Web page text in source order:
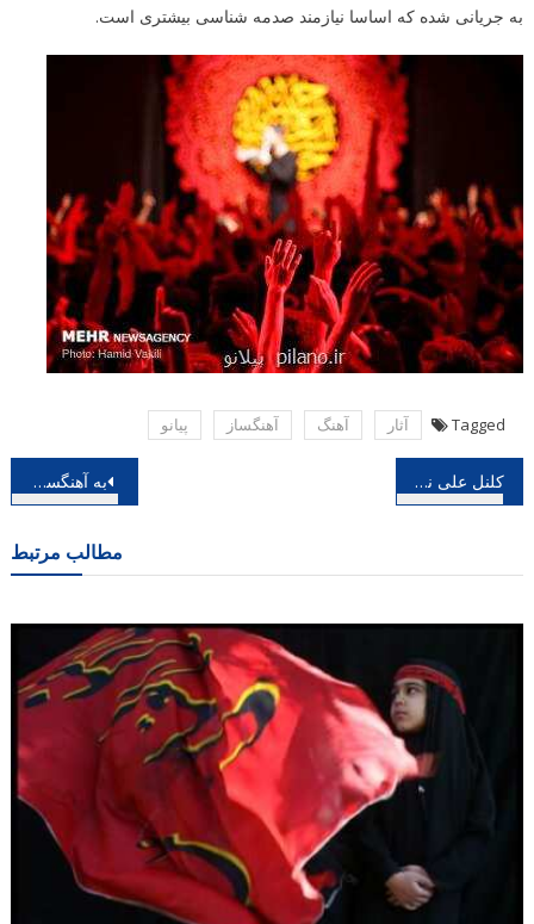
به جریانی شده که اساسا نیازمند صدمه شناسی بیشتری است.
Tagged آثار آهنگ آهنگساز پیانو
راهبری
به آهنگسازی بابک ربوخه؛ یک قطعه عاشورایی رونمایی می شود، میزبانی ارسباران از آوای محرم کلنل علی نقی وزیری به روایت کیوان ساکت
مطالب مرتبط